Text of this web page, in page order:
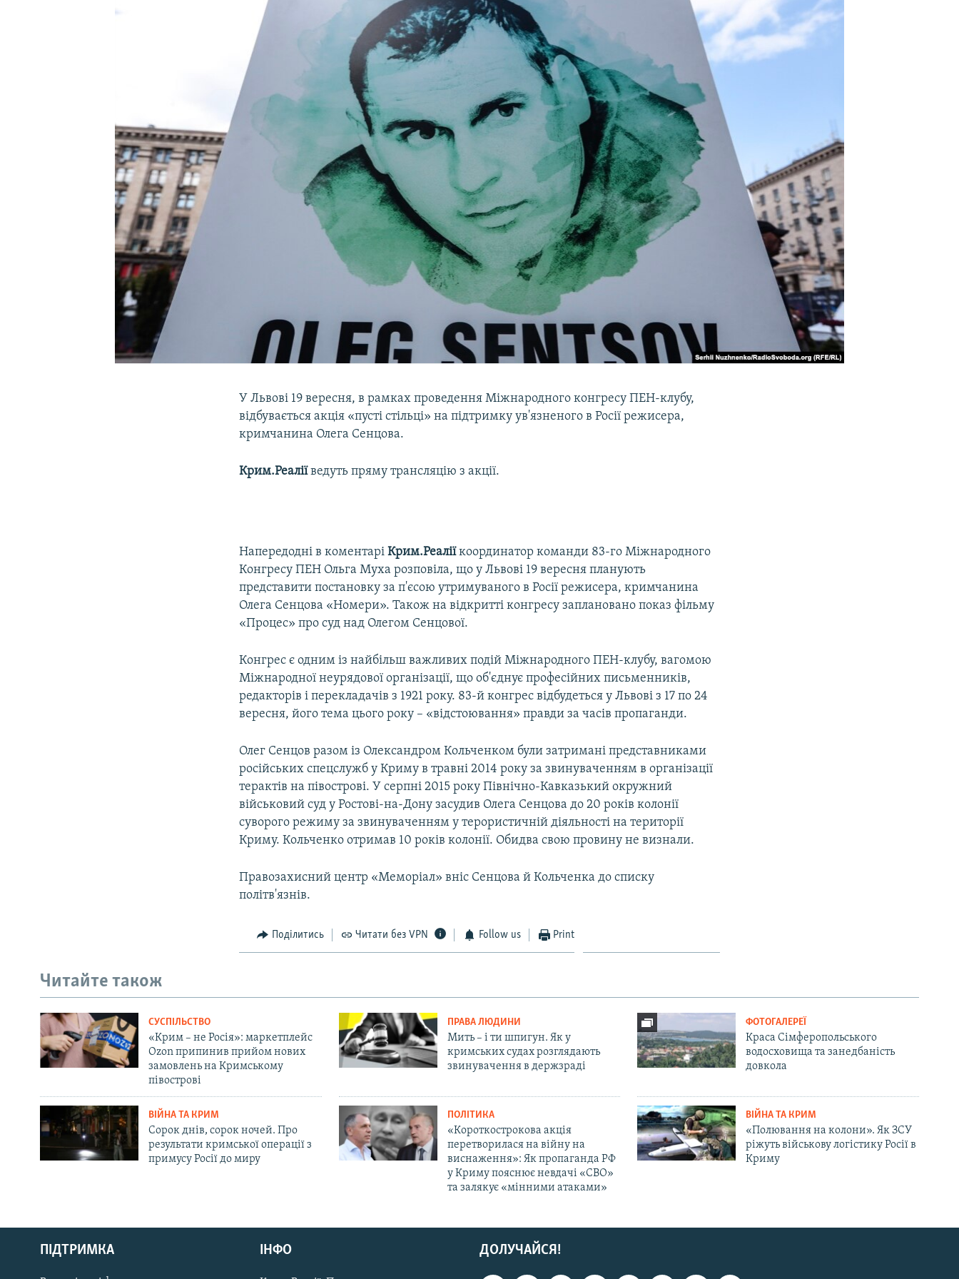
Русский
Qırımtatar
У Львові 19 вересня, в рамках проведення Міжнародного конгресу ПЕН-клубу,
відбувається акція «пусті стільці» на підтримку ув'язненого в Росії режисера,
кримчанина Олега Сенцова.
Крим.Реаліїведуть пряму трансляцію з акції.
Напередодні в коментаріКрим.Реаліїкоординатор команди 83-го Міжнародного
Конгресу ПЕН Ольга Муха розповіла, що у Львові 19 вересня планують
представити постановку за п'єсою утримуваного в Росії режисера, кримчанина
Олега Сенцова «Номери». Також на відкритті конгресу заплановано показ фільму
«Процес» про суд над Олегом Сенцової.
Конгрес є одним із найбільш важливих подій Міжнародного ПЕН-клубу, вагомою
Міжнародної неурядової організації, що об'єднує професійних письменників,
редакторів і перекладачів з 1921 року. 83-й конгрес відбудеться у Львові з 17 по 24
вересня, його тема цього року – «відстоювання» правди за часів пропаганди.
Олег Сенцов разом із Олександром Кольченком були затримані представниками
російських спецслужб у Криму в травні 2014 року за звинуваченням в організації
терактів на півострові. У серпні 2015 року Північно-Кавказький окружний
військовий суд у Ростові-на-Дону засудив Олега Сенцова до 20 років колонії
суворого режиму за звинуваченням у терористичній діяльності на території
Криму. Кольченко отримав 10 років колонії. Обидва свою провину не визнали.
Правозахисний центр «Меморіал» вніс Сенцова й Кольченка до списку
політв'язнів.
Поділитись Читати без VPN Follow us Print
Читайте також
СУСПІЛЬСТВО
«Крим – не Росія»: маркетплейс
Ozon припинив прийом нових
замовлень на Кримському
півострові
ПРАВА ЛЮДИНИ
Мить – і ти шпигун. Як у
кримських судах розглядають
звинувачення в держзраді
ФОТОГАЛЕРЕЇ
Краса Сімферопольського
водосховища та занедбаність
довкола
ВІЙНА ТА КРИМ
Сорок днів, сорок ночей. Про
результати кримської операції з
примусу Росії до миру
ПОЛІТИКА
«Короткострокова акція
перетворилася на війну на
виснаження»: Як пропаганда РФ
у Криму пояснює невдачі «СВО»
та залякує «мінними атаками»
ВІЙНА ТА КРИМ
«Полювання на колони». Як ЗСУ
ріжуть військову логістику Росії в
Криму
ДОЛУЧАЙСЯ!
ПІДТРИМКА ІНФО